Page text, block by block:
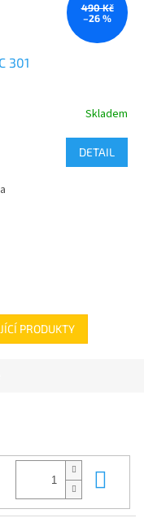
490 Kč
–26 %
301
Skladem
DETAIL
PRODUKTY